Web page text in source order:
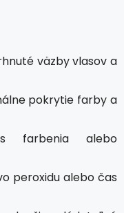
väzby vlasov a
pokrytie farby a
farbenia alebo
peroxidu alebo čas